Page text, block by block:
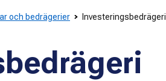
och bedrägerier Investeringsbedrägeri